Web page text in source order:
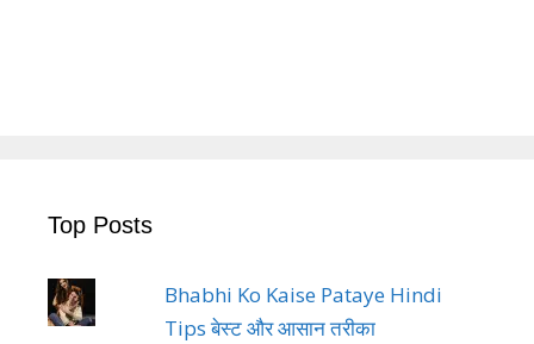
Top Posts
Bhabhi Ko Kaise Pataye Hindi
Tips बेस्ट और आसान तरीका